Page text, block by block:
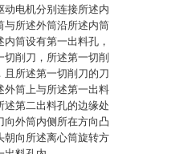
动电机分别连接所述内
与所述外筒沿所述内筒
筒设有第一出料孔，
削刀，所述第一切削
且所述第一切削刀的刀
外筒上与所述第一出料
述第二出料孔的边缘处
向外筒内侧所在方向凸
朝向所述离心筒旋转方